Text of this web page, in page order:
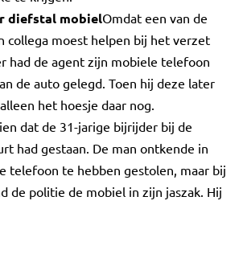
diefstal mobielOmdat een van de
collega moest helpen bij het verzet
had de agent zijn mobiele telefoon
de auto gelegd. Toen hij deze later
het hoesje daar nog.
dat de 31-jarige bijrijder bij de
had gestaan. De man ontkende in
telefoon te hebben gestolen, maar bij
de politie de mobiel in zijn jaszak. Hij